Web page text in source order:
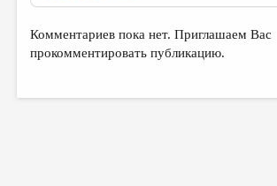
ТРЕДИАКОВСКИЙ
МЕДИА
Комментариев пока нет. Приглашаем Вас
прокомментировать публикацию.